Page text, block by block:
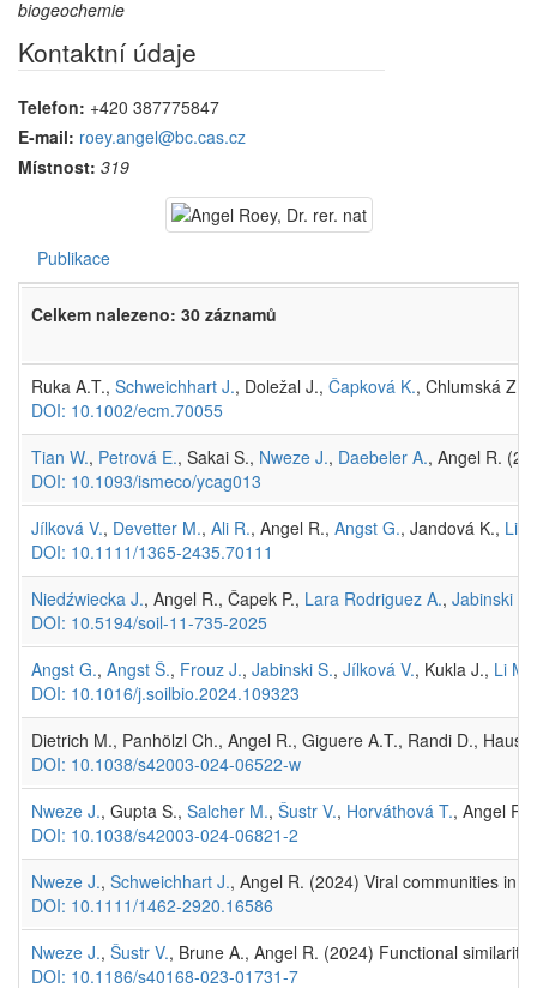
biogeochemie
Kontaktní údaje
Telefon: +420 387775847
E-mail: roey.angel@bc.cas.cz
Místnost: 319
Publikace
Celkem nalezeno: 30 záznamů
Ruka A.T., Schweichhart J., Doležal J., Čapková K., Chlumská Z.,
DOI: 10.1002/ecm.70055
Tian W., Petrová E., Sakai S., Nweze J., Daebeler A., Angel R.
DOI: 10.1093/ismeco/ycag013
Jílková V., Devetter M., Ali R., Angel R., Angst G., Jandová K.,
DOI: 10.1111/1365-2435.70111
Niedźwiecka J., Angel R., Čapek P., Lara Rodriguez A., Jabinski S.
DOI: 10.5194/soil-11-735-2025
Angst G., Angst Š., Frouz J., Jabinski S., Jílková V., Kukla J., Li M.
DOI: 10.1016/j.soilbio.2024.109323
Dietrich M., Panhölzl Ch., Angel R., Giguere A.T., Randi D.,
DOI: 10.1038/s42003-024-06522-w
Nweze J., Gupta S., Salcher M., Šustr V., Horváthová T., Angel R.
DOI: 10.1038/s42003-024-06821-2
Nweze J., Schweichhart J., Angel R. (2024) Viral communities in
DOI: 10.1111/1462-2920.16586
Nweze J., Šustr V., Brune A., Angel R. (2024) Functional
DOI: 10.1186/s40168-023-01731-7